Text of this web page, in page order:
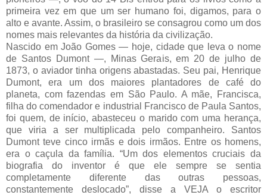
primeira vez em que um ser humano foi, digamos, para o
alto e avante. Assim, o brasileiro se consagrou como um dos
nomes mais relevantes da história da civilização.
Nascido em João Gomes — hoje, cidade que leva o nome
de Santos Dumont —, Minas Gerais, em 20 de julho de
1873, o aviador tinha origens abastadas. Seu pai, Henrique
Dumont, era um dos maiores plantadores de café do
planeta, com fazendas em São Paulo. A mãe, Francisca,
filha do comendador e industrial Francisco de Paula Santos,
foi quem, de início, abasteceu o marido com uma herança,
que viria a ser multiplicada pelo companheiro. Santos
Dumont teve cinco irmãs e dois irmãos. Entre os homens,
era o caçula da família. “Um dos elementos cruciais da
biografia do inventor é que ele sempre se sentia
completamente diferente das outras pessoas,
constantemente deslocado”, disse a VEJA o escritor